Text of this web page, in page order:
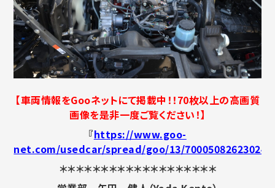
【車両情報をGooネットにて掲載中！！70枚以上の高画質
画像を是非一度ご覧ください！】
『https://www.goo-
net.com/usedcar/spread/goo/13/
＊＊＊＊＊＊＊＊＊＊＊＊＊＊＊＊＊＊＊